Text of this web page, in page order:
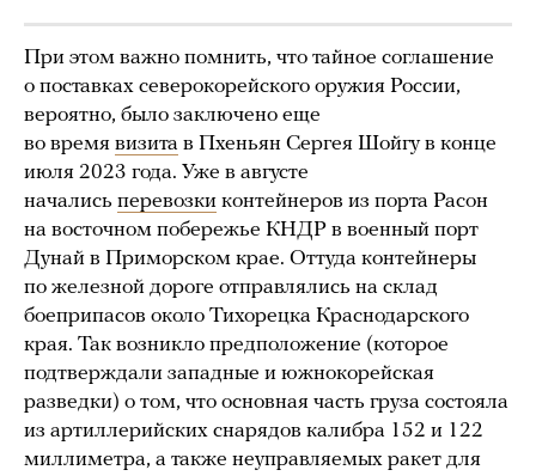
При этом важно помнить, что тайное соглашение
о поставках северокорейского оружия России,
вероятно, было заключено еще
во время визита в Пхеньян Сергея Шойгу в конце
июля 2023 года. Уже в августе
начались перевозки контейнеров из порта Расон
на восточном побережье КНДР в военный порт
Дунай в Приморском крае. Оттуда контейнеры
по железной дороге отправлялись на склад
боеприпасов около Тихорецка Краснодарского
края. Так возникло предположение (которое
подтверждали западные и южнокорейская
разведки) о том, что основная часть груза состояла
из артиллерийских снарядов калибра 152 и 122
миллиметра, а также неуправляемых ракет для